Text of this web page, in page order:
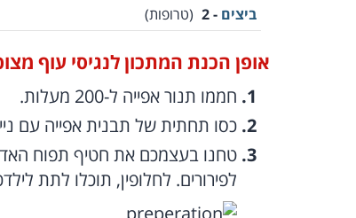
ביצים - 2 (טרופות)
אופן הכנת המתכון לנגיסי עוף
חממו תנור אפייה ל-200 מעלות.
כסו תחתית של תבנית אפייה עם
טחנו בעצמכם את חטיף תפוח
לפירורים. לחלופין, תוכלו לתת